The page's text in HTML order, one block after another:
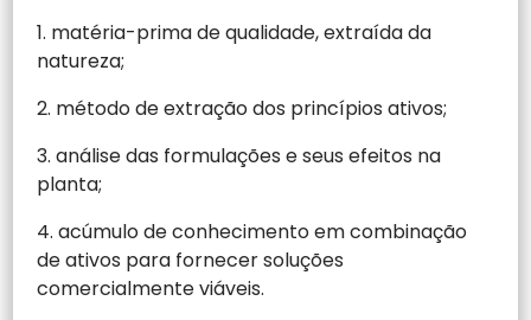
1. matéria-prima de qualidade, extraída da
natureza;
2. método de extração dos princípios ativos;
3. análise das formulações e seus efeitos na
planta;
4. acúmulo de conhecimento em combinação
de ativos para fornecer soluções
comercialmente viáveis.